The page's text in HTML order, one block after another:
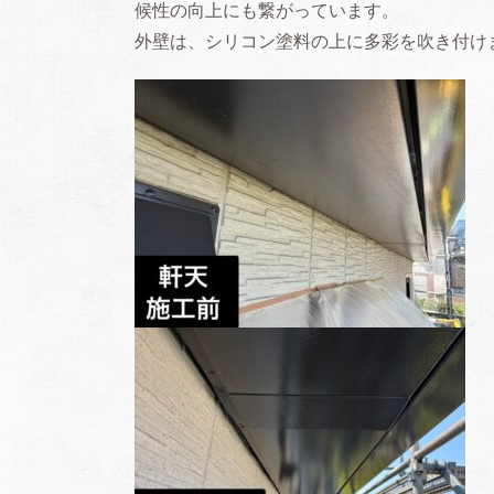
候性の向上にも繋がっています。
外壁は、シリコン塗料の上に多彩を吹き付け